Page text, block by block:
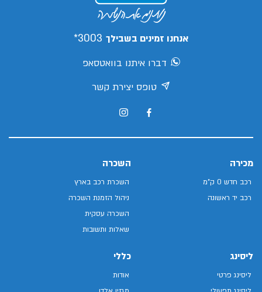
אנחנו זמינים בשבילך 3003*
דברו איתנו בוואטסאפ
טופס יצירת קשר
מכירה
רכב חדש 0 ק"מ
רכב יד ראשונה
השכרה
השכרת רכב בארץ
ניהול הזמנת השכרה
השכרה עסקית
שאלות ותשובות
ליסינג
ליסינג פרטי
כללי
אודות